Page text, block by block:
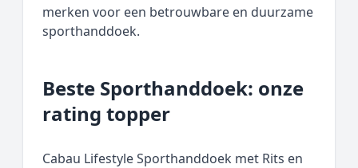
merken voor een betrouwbare en duurzame
sporthanddoek.
Beste Sporthanddoek: onze
rating topper
Cabau Lifestyle Sporthanddoek met Rits en